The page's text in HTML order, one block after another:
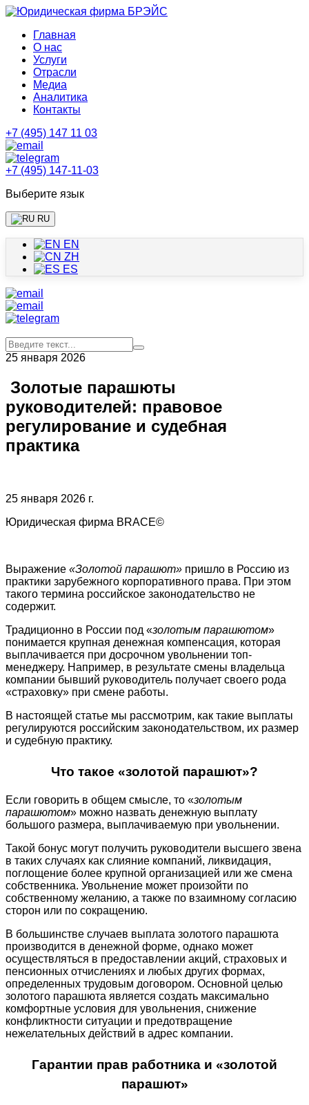
Главная
О нас
Услуги
Отрасли
Медиа
Аналитика
Контакты
+7 (495) 147 11 03
+7 (495) 147-11-03
Выберите язык
RU
EN
ZH
ES
25 января 2026
Золотые парашюты
руководителей: правовое
регулирование и судебная
практика
25 января 2026 г.
Юридическая фирма BRACE©
Выражение «Золотой парашют» пришло в Россию из
практики зарубежного корпоративного права. При этом
такого термина российское законодательство не
содержит.
Традиционно в России под «золотым парашютом»
понимается крупная денежная компенсация, которая
выплачивается при досрочном увольнении топ-
менеджеру. Например, в результате смены владельца
компании бывший руководитель получает своего рода
«страховку» при смене работы.
В настоящей статье мы рассмотрим, как такие выплаты
регулируются российским законодательством, их размер
и судебную практику.
Что такое «золотой парашют»?
Если говорить в общем смысле, то «золотым
парашютом» можно назвать денежную выплату
большого размера, выплачиваемую при увольнении.
Такой бонус могут получить руководители высшего звена
в таких случаях как слияние компаний, ликвидация,
поглощение более крупной организацией или же смена
собственника. Увольнение может произойти по
собственному желанию, а также по взаимному согласию
сторон или по сокращению.
В большинстве случаев выплата золотого парашюта
производится в денежной форме, однако может
осуществляться в предоставлении акций, страховых и
пенсионных отчислениях и любых других формах,
определенных трудовым договором. Основной целью
золотого парашюта является создать максимально
комфортные условия для увольнения, снижение
конфликтности ситуации и предотвращение
нежелательных действий в адрес компании.
Гарантии прав работника и «золотой
парашют»